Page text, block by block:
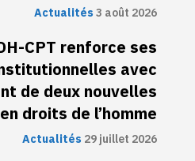
Actualités3 août 2026
CPT renforce ses
avec
de deux nouvelles
droits de l’homme
Actualités 29 juillet 2026